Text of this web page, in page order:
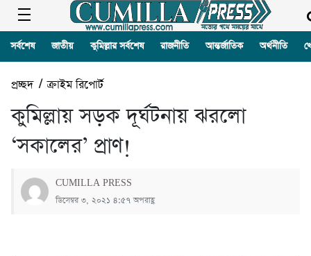
সর্বশেষ জাতীয় কুমিল্লার সর্বশেষ রাজনীতি আন্তর্জাতিক অর্থনীতি
প্রচ্ছদ/ক্রাইম রিপোর্ট
কুমিল্লায় সড়ক দূর্ঘটনায় ঝরলো
‘সকালের’ প্রাণ!
CUMILLA PRESS
ডিসেম্বর ৩, ২০২১ ৪:৫৭ অপরাহ্ণ